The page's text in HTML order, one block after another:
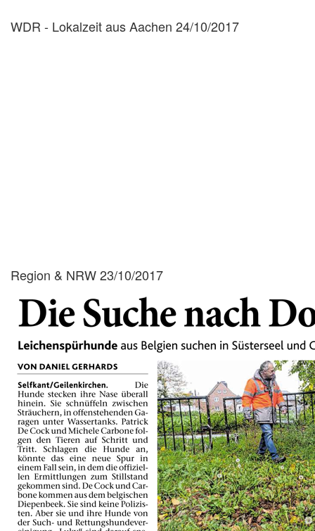
WDR - Lokalzeit aus Aachen 24/10/2017
Region & NRW 23/10/2017